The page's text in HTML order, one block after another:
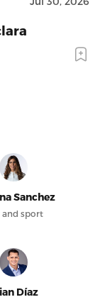
Sanchez
and sport
Díaz